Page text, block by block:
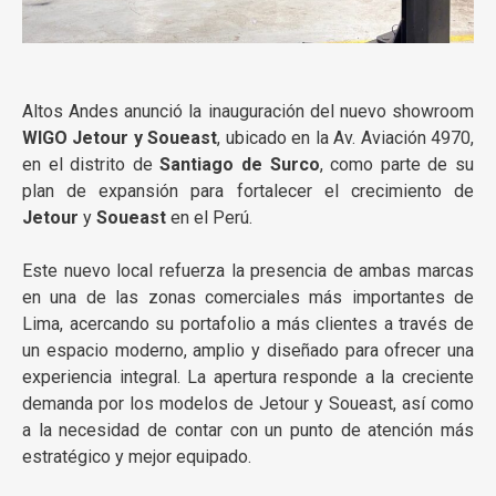
Altos Andes anunció la inauguración del nuevo showroom
WIGO Jetour y Soueast, ubicado en la Av. Aviación 4970,
en el distrito deSantiago de Surco, como parte de su
plan de expansión para fortalecer el crecimiento de
Jetour y Soueast en el Perú.
Este nuevo local refuerza la presencia de ambas marcas
en una de las zonas comerciales más importantes de
Lima, acercando su portafolio a más clientes a través de
un espacio moderno, amplio y diseñado para ofrecer una
experiencia integral. La apertura responde a la creciente
demanda por los modelos de Jetour y Soueast, así como
a la necesidad de contar con un punto de atención más
estratégico y mejor equipado.